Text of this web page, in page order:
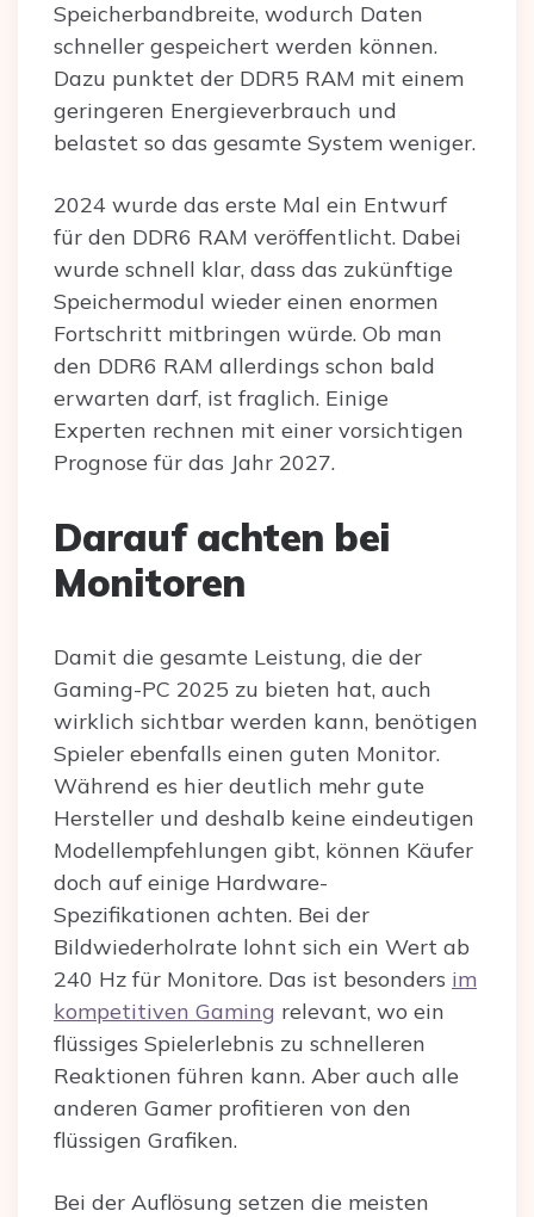
Speicherbandbreite, wodurch Daten
schneller gespeichert werden können.
Dazu punktet der DDR5 RAM mit einem
geringeren Energieverbrauch und
belastet so das gesamte System weniger.
2024 wurde das erste Mal ein Entwurf
für den DDR6 RAM veröffentlicht. Dabei
wurde schnell klar, dass das zukünftige
Speichermodul wieder einen enormen
Fortschritt mitbringen würde. Ob man
den DDR6 RAM allerdings schon bald
erwarten darf, ist fraglich. Einige
Experten rechnen mit einer vorsichtigen
Prognose für das Jahr 2027.
Darauf achten bei
Monitoren
Damit die gesamte Leistung, die der
Gaming-PC 2025 zu bieten hat, auch
wirklich sichtbar werden kann, benötigen
Spieler ebenfalls einen guten Monitor.
Während es hier deutlich mehr gute
Hersteller und deshalb keine eindeutigen
Modellempfehlungen gibt, können Käufer
doch auf einige Hardware-
Spezifikationen achten. Bei der
Bildwiederholrate lohnt sich ein Wert ab
240 Hz für Monitore. Das ist besonders im
kompetitiven Gaming relevant, wo ein
flüssiges Spielerlebnis zu schnelleren
Reaktionen führen kann. Aber auch alle
anderen Gamer profitieren von den
flüssigen Grafiken.
Bei der Auflösung setzen die meisten